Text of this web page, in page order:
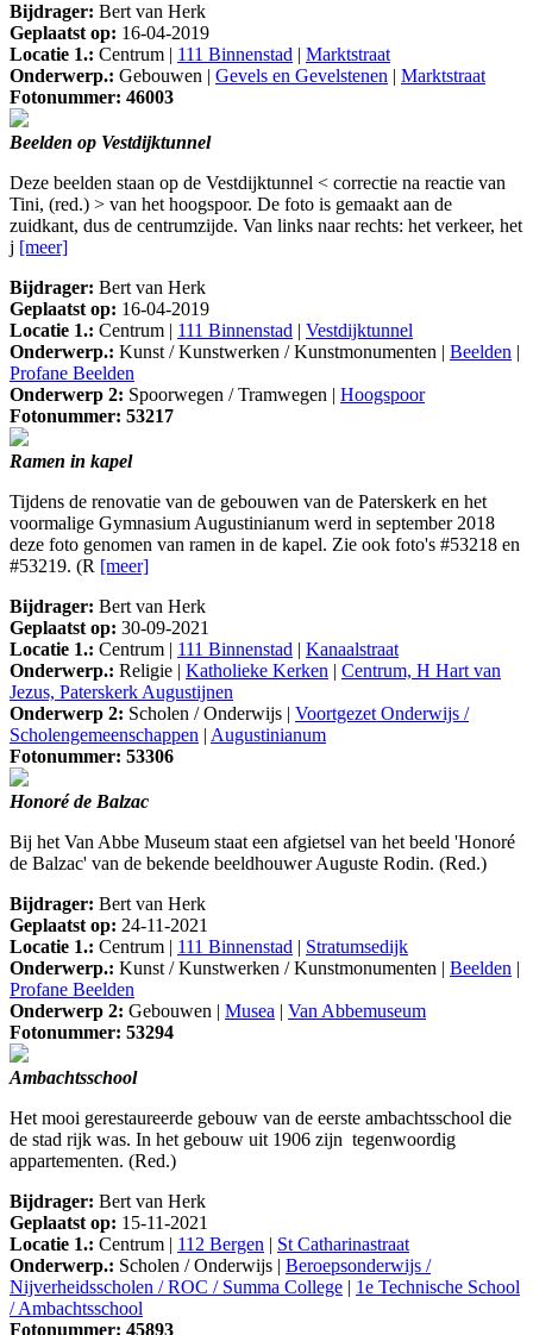
Bijdrager: Bert van Herk
Geplaatst op: 16-04-2019
Locatie 1.: Centrum | 111 Binnenstad | Marktstraat
Onderwerp.: Gebouwen | Gevels en Gevelstenen | Marktstraat
Fotonummer: 46003
Beelden op Vestdijktunnel
Deze beelden staan op de Vestdijktunnel < correctie na reactie van
Tini, (red.) > van het hoogspoor. De foto is gemaakt aan de
zuidkant, dus de centrumzijde. Van links naar rechts: het verkeer, het
j [meer]
Bijdrager: Bert van Herk
Geplaatst op: 16-04-2019
Locatie 1.: Centrum | 111 Binnenstad | Vestdijktunnel
Onderwerp.: Kunst / Kunstwerken / Kunstmonumenten | Beelden |
Profane Beelden
Onderwerp 2: Spoorwegen / Tramwegen | Hoogspoor
Fotonummer: 53217
Ramen in kapel
Tijdens de renovatie van de gebouwen van de Paterskerk en het
voormalige Gymnasium Augustinianum werd in september 2018
deze foto genomen van ramen in de kapel. Zie ook foto's #53218 en
#53219. (R [meer]
Bijdrager: Bert van Herk
Geplaatst op: 30-09-2021
Locatie 1.: Centrum | 111 Binnenstad | Kanaalstraat
Onderwerp.: Religie | Katholieke Kerken | Centrum, H Hart van
Jezus, Paterskerk Augustijnen
Onderwerp 2: Scholen / Onderwijs | Voortgezet Onderwijs /
Scholengemeenschappen | Augustinianum
Fotonummer: 53306
Honoré de Balzac
Bij het Van Abbe Museum staat een afgietsel van het beeld 'Honoré
de Balzac' van de bekende beeldhouwer Auguste Rodin. (Red.)
Bijdrager: Bert van Herk
Geplaatst op: 24-11-2021
Locatie 1.: Centrum | 111 Binnenstad | Stratumsedijk
Onderwerp.: Kunst / Kunstwerken / Kunstmonumenten | Beelden |
Profane Beelden
Onderwerp 2: Gebouwen | Musea | Van Abbemuseum
Fotonummer: 53294
Ambachtsschool
Het mooi gerestaureerde gebouw van de eerste ambachtsschool die
de stad rijk was. In het gebouw uit 1906 zijn tegenwoordig
appartementen. (Red.)
Bijdrager: Bert van Herk
Geplaatst op: 15-11-2021
Locatie 1.: Centrum | 112 Bergen | St Catharinastraat
Onderwerp.: Scholen / Onderwijs | Beroepsonderwijs /
Nijverheidsscholen / ROC / Summa College | 1e Technische School
/ Ambachtsschool
Fotonummer: 45893